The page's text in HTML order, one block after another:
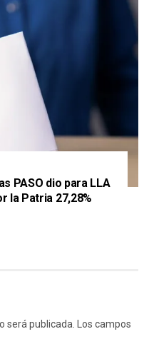
PASO dio para LLA
la Patria 27,28%
será publicada. Los campos